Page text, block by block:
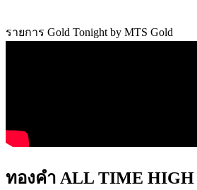
รายการ Gold Tonight by MTS Gold
ทองคำ ALL TIME